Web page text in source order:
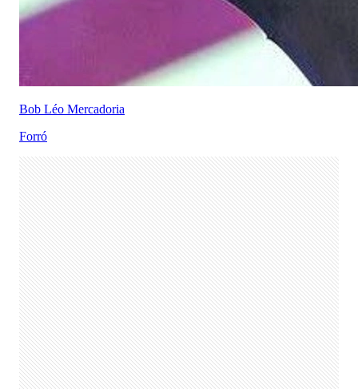
Bob Léo Mercadoria
Forró